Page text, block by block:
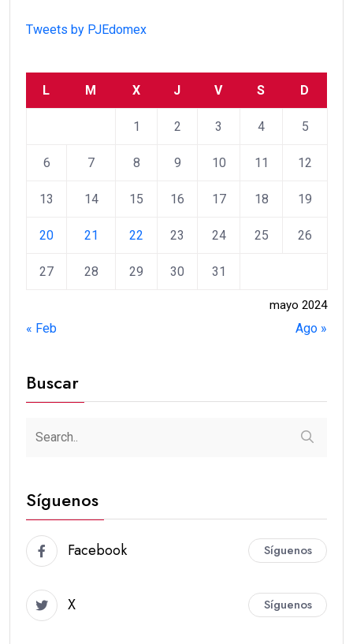
Tweets by PJEdomex
mayo 2024
L M X J V S D
1 2 3 4 5
6 7 8 9 10 11 12
13 14 15 16 17 18 19
20 21 22 23 24 25 26
27 28 29 30 31
« Feb Ago »
Buscar
Síguenos
Facebook Síguenos
X Síguenos